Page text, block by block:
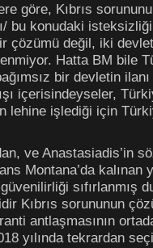
göre, Kıbrıs
bu konudaki
çözümü değil, iki
Hatta BM bile
bir devletin
içerisindeyseler,
lehine işlediği için
ve Anastasiadis’in
Montana’da kalınan
sıfırlanmış
Kıbrıs sorununun
antlaşmasının
yılında tekrardan